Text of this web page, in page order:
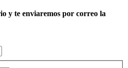
y te enviaremos por correo la